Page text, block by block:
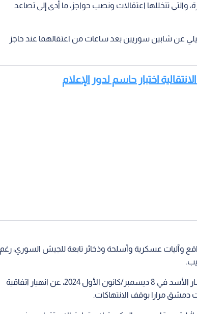
تتخللها اعتقالات ونصب حواجز، ما أدى إلى تصاعد
عن شابين سوريين بعد ساعات من اعتقالهما عند حاجز
اختبار حاسم لدور الإعلام
عسكرية وأسلحة وذخائر تابعة للجيش السوري، رغم
ويأتي ذلك بعد إعلان إسرائيل، عقب إسقاط نظام بشار الأسد في 8 ديسمبر/كانون الأول 2024، عن انهيار اتفاقية